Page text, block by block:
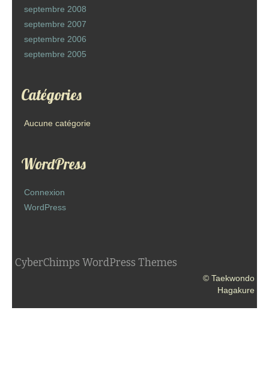
septembre 2008
septembre 2007
septembre 2006
septembre 2005
Catégories
Aucune catégorie
WordPress
Connexion
WordPress
CyberChimps WordPress Themes
© Taekwondo
Hagakure